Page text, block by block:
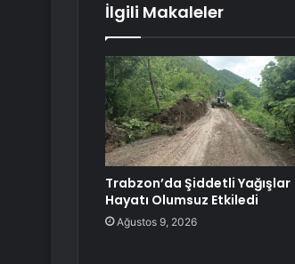
İlgili Makaleler
Trabzon’da Şiddetli Yağışlar
Hayatı Olumsuz Etkiledi
Ağustos 9, 2026